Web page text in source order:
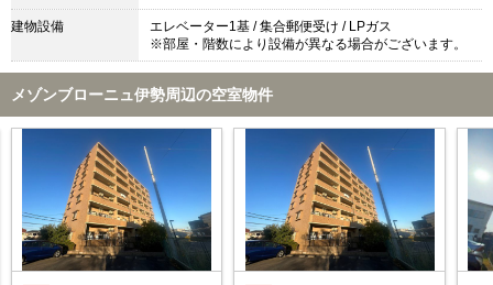
建物設備
エレベーター1基 / 集合郵便受け / LPガス
※部屋・階数により設備が異なる場合がございます。
メゾンブローニュ伊勢周辺の空室物件